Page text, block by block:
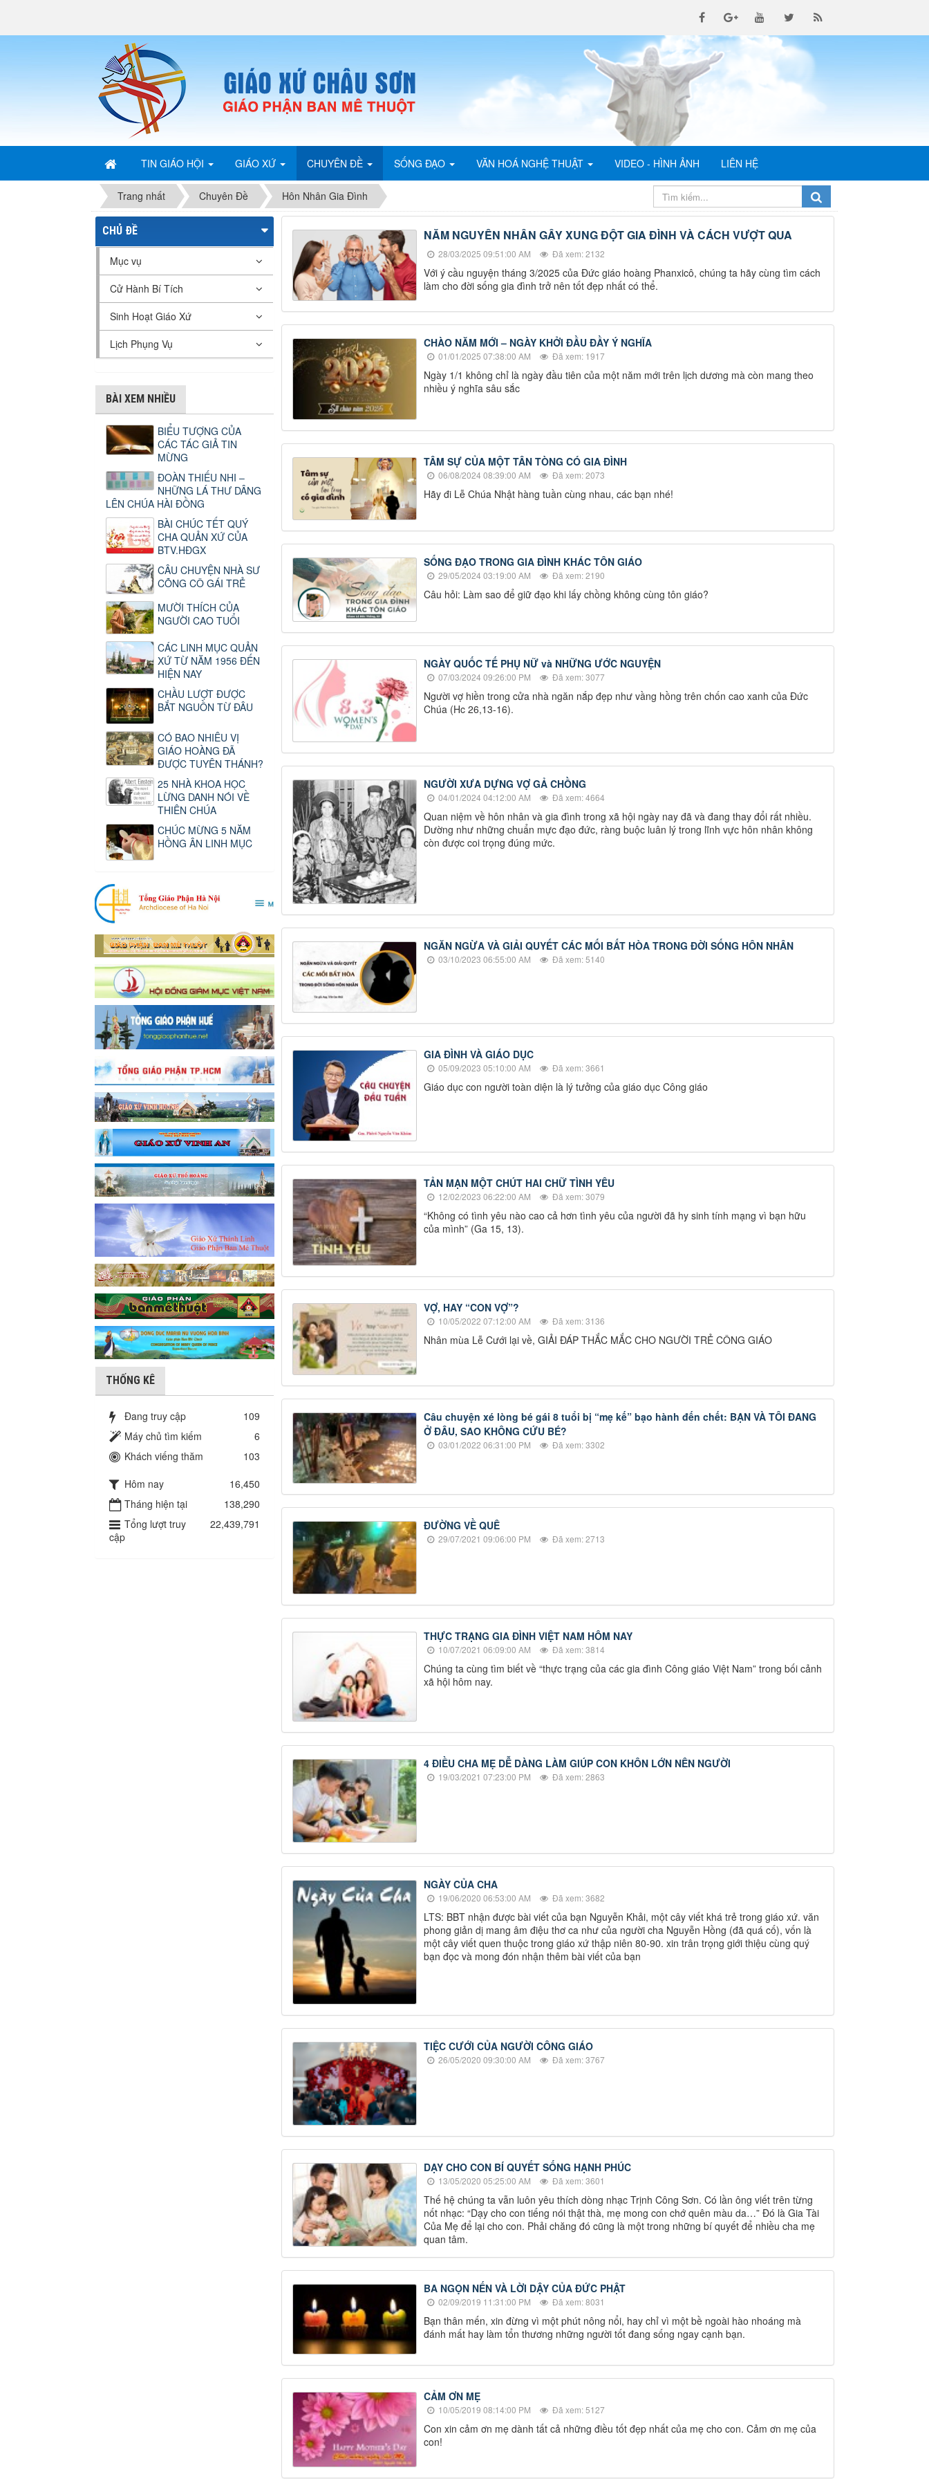
TIN GIÁO HỘI GIÁO XỨ CHUYÊN ĐỀ SỐNG ĐẠO VĂN HOÁ NGHỆ THUẬT VIDEO - HÌNH ẢNH LIÊN HỆ
Trang nhất Chuyên Đề Hôn Nhân Gia Đình
NĂM NGUYÊN NHÂN GÂY XUNG ĐỘT GIA ĐÌNH VÀ CÁCH VƯỢT QUA
28/03/2025 09:51:00 AM Đã xem: 2132
Với ý cầu nguyện tháng 3/2025 của Đức giáo hoàng Phanxicô, chúng ta hãy cùng tìm cách
làm cho đời sống gia đình trở nên tốt đẹp nhất có thể.
CHÀO NĂM MỚI – NGÀY KHỞI ĐẦU ĐẦY Ý NGHĨA
01/01/2025 07:38:00 AM Đã xem: 1917
Ngày 1/1 không chỉ là ngày đầu tiên của một năm mới trên lịch dương mà còn mang theo
nhiều ý nghĩa sâu sắc
TÂM SỰ CỦA MỘT TÂN TÒNG CÓ GIA ĐÌNH
06/08/2024 08:39:00 AM Đã xem: 2073
Hãy đi Lễ Chúa Nhật hàng tuần cùng nhau, các bạn nhé!
SỐNG ĐẠO TRONG GIA ĐÌNH KHÁC TÔN GIÁO
29/05/2024 03:19:00 AM Đã xem: 2190
Câu hỏi: Làm sao để giữ đạo khi lấy chồng không cùng tôn giáo?
NGÀY QUỐC TẾ PHỤ NỮ và NHỮNG ƯỚC NGUYỆN
07/03/2024 09:26:00 PM Đã xem: 3077
Người vợ hiền trong cửa nhà ngăn nắp đẹp như vầng hồng trên chốn cao xanh của Ðức
Chúa (Hc 26,13-16).
NGƯỜI XƯA DỰNG VỢ GẢ CHỒNG
04/01/2024 04:12:00 AM Đã xem: 4664
Quan niệm về hôn nhân và gia đình trong xã hội ngày nay đã và đang thay đổi rất nhiều.
Dường như những chuẩn mực đạo đức, ràng buộc luân lý trong lĩnh vực hôn nhân không
còn được coi trọng đúng mức.
NGĂN NGỪA VÀ GIẢI QUYẾT CÁC MỐI BẤT HÒA TRONG ĐỜI SỐNG HÔN NHÂN
03/10/2023 06:55:00 AM Đã xem: 5140
GIA ĐÌNH VÀ GIÁO DỤC
05/09/2023 05:10:00 AM Đã xem: 3661
Giáo dục con người toàn diện là lý tưởng của giáo dục Công giáo
TẢN MẠN MỘT CHÚT HAI CHỮ TÌNH YÊU
12/02/2023 06:22:00 AM Đã xem: 3079
“Không có tình yêu nào cao cả hơn tình yêu của người đã hy sinh tính mạng vì bạn hữu
của mình” (Ga 15, 13).
VỢ, HAY “CON VỢ”?
10/05/2022 07:12:00 AM Đã xem: 3136
Nhân mùa Lễ Cưới lại về, GIẢI ĐÁP THẮC MẮC CHO NGƯỜI TRẺ CÔNG GIÁO
Câu chuyện xé lòng bé gái 8 tuổi bị “mẹ kế” bạo hành đến chết: BẠN VÀ TÔI ĐANG
Ở ĐÂU, SAO KHÔNG CỨU BÉ?
03/01/2022 06:31:00 PM Đã xem: 3302
ĐƯỜNG VỀ QUÊ
29/07/2021 09:06:00 PM Đã xem: 2713
THỰC TRẠNG GIA ĐÌNH VIỆT NAM HÔM NAY
10/07/2021 06:09:00 AM Đã xem: 3814
Chúng ta cùng tìm biết về “thực trạng của các gia đình Công giáo Việt Nam” trong bối cảnh
xã hội hôm nay.
4 ĐIỀU CHA MẸ DỄ DÀNG LÀM GIÚP CON KHÔN LỚN NÊN NGƯỜI
19/03/2021 07:23:00 PM Đã xem: 2863
NGÀY CỦA CHA
19/06/2020 06:53:00 AM Đã xem: 3682
LTS: BBT nhận được bài viết của bạn Nguyễn Khải, một cây viết khá trẻ trong giáo xứ. văn
phong giản dị mang âm điệu thơ ca như của người cha Nguyễn Hồng (đã quá cố), vốn là
một cây viết quen thuộc trong giáo xứ thập niên 80-90. xin trân trọng giới thiệu cùng quý
bạn đọc và mong đón nhận thêm bài viết của bạn
TIỆC CƯỚI CỦA NGƯỜI CÔNG GIÁO
26/05/2020 09:30:00 AM Đã xem: 3767
DẠY CHO CON BÍ QUYẾT SỐNG HẠNH PHÚC
13/05/2020 05:25:00 AM Đã xem: 3601
Thế hệ chúng ta vẫn luôn yêu thích dòng nhạc Trịnh Công Sơn. Có lần ông viết trên từng
nốt nhạc: “Dạy cho con tiếng nói thật thà, mẹ mong con chớ quên màu da…” Đó là Gia Tài
Của Mẹ để lại cho con. Phải chăng đó cũng là một trong những bí quyết để nhiều cha mẹ
quan tâm.
BA NGỌN NẾN VÀ LỜI DẬY CỦA ĐỨC PHẬT
02/09/2019 11:31:00 PM Đã xem: 8031
Bạn thân mến, xin đừng vì một phút nông nổi, hay chỉ vì một bề ngoài hào nhoáng mà
đánh mất hay làm tổn thương những người tốt đang sống ngay cạnh bạn.
CẢM ƠN MẸ
10/05/2019 08:14:00 PM Đã xem: 5127
Con xin cảm ơn mẹ dành tất cả những điều tốt đẹp nhất của mẹ cho con. Cảm ơn mẹ của
con!
CHỦ ĐỀ
Mục vụ
Cử Hành Bí Tích
Sinh Hoạt Giáo Xứ
Lịch Phụng Vụ
BÀI XEM NHIỀU
BIỂU TƯỢNG CỦA
CÁC TÁC GIẢ TIN
MỪNG
ĐOÀN THIẾU NHI –
NHỮNG LÁ THƯ DÂNG
LÊN CHÚA HÀI ĐỒNG
BÀI CHÚC TẾT QUÝ
CHA QUẢN XỨ CỦA
BTV.HĐGX
CÂU CHUYỆN NHÀ SƯ
CÕNG CÔ GÁI TRẺ
MƯỜI THÍCH CỦA
NGƯỜI CAO TUỔI
CÁC LINH MỤC QUẢN
XỨ TỪ NĂM 1956 ĐẾN
HIỆN NAY
CHẦU LƯỢT ĐƯỢC
BẮT NGUỒN TỪ ĐÂU
CÓ BAO NHIÊU VỊ
GIÁO HOÀNG ĐÃ
ĐƯỢC TUYÊN THÁNH?
25 NHÀ KHOA HỌC
LỪNG DANH NÓI VỀ
THIÊN CHÚA
CHÚC MỪNG 5 NĂM
HỒNG ÂN LINH MỤC
THỐNG KÊ
Đang truy cập
109
Máy chủ tìm kiếm
6
Khách viếng thăm
103
Hôm nay
16,450
Tháng hiện tại
138,290
Tổng lượt truy
cập
22,439,791